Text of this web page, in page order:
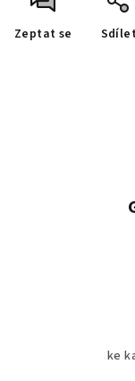
Zeptat se
ke